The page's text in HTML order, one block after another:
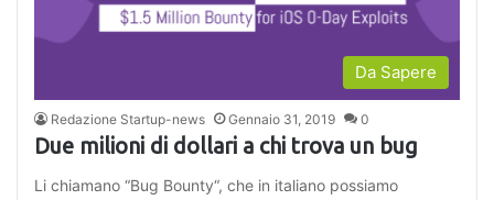
Da Sapere
Redazione Startup-news Gennaio 31, 2019 0
Due milioni di dollari a chi trova un bug
Li chiamano “Bug Bounty“, che in italiano possiamo